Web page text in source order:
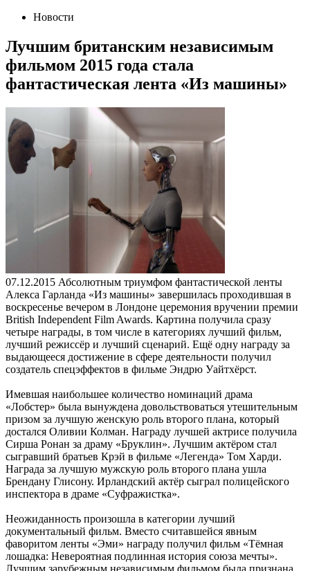
Новости
Лучшим британским независимым
фильмом 2015 года стала
фантастическая лента «Из машины»
07.12.2015 Абсолютным триумфом фантастической ленты
Алекса Гарланда «Из машины» завершилась проходившая в
воскресенье вечером в Лондоне церемония вручении премии
British Independent Film Awards. Картина получила сразу
четыре награды, в том числе в категориях лучший фильм,
лучший режиссёр и лучший сценарий. Ещё одну награду за
выдающееся достижение в сфере деятельности получил
создатель спецэффектов в фильме Эндрю Уайтхёрст.
Имевшая наибольшее количество номинаций драма
«Лобстер» была вынуждена довольствоваться утешительным
призом за лучшую женскую роль второго плана, который
достался Оливии Колман. Награду лучшей актрисе получила
Сирша Ронан за драму «Бруклин». Лучшим актёром стал
сыгравший братьев Крэй в фильме «Легенда» Том Харди.
Награда за лучшую мужскую роль второго плана ушла
Брендану Глисону. Ирландский актёр сыграл полицейского
инспектора в драме «Суфражистка».
Неожиданность произошла в категории лучший
документальный фильм. Вместо считавшейся явным
фаворитом ленты «Эми» награду получил фильм «Тёмная
лошадка: Невероятная подлинная история союза мечты».
Лучшим зарубежным независимым фильмом была признана